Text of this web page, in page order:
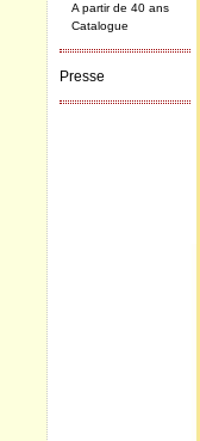
A partir de 40 ans
Catalogue
Presse